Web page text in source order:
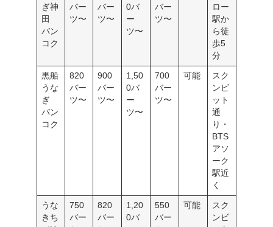
ぎ神
田
バン
コク
バー
ツ〜
バー
ツ〜
0バ
ー
ツ〜
バー
ツ〜
ロー
駅か
ら徒
歩5
分
黒船
うな
ぎ
バン
コク
820
バー
ツ〜
900
バー
ツ〜
1,50
0バ
ー
ツ〜
700
バー
ツ〜
可能
スク
ンビ
ット
通
り・
BTS
アソ
ーク
駅近
く
うな
きち
750
バー
820
バー
1,20
0バ
550
バー
可能
スク
ンビ